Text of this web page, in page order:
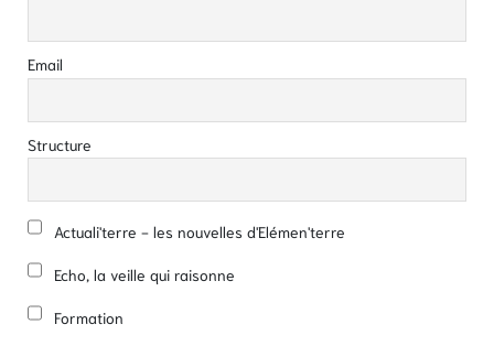
Email
Structure
Actuali'terre - les nouvelles d'Elémen'terre
Echo, la veille qui raisonne
Formation